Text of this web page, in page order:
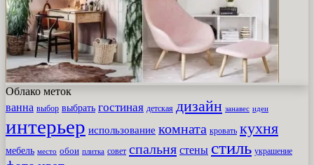
Облако меток
ванна выбор выбрать гостиная детская дизайн занавес идеи
интерьер использование комната кровать кухня
мебель место обои плитка совет спальня стены стиль украшение